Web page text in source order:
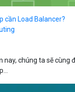
cần Load Balancer?
nay, chúng ta sẽ cùng